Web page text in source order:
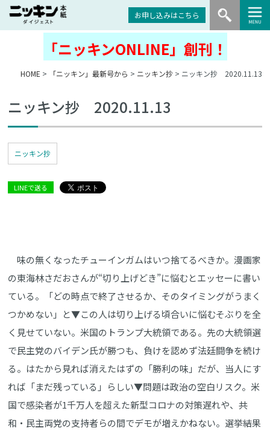
お申し込みはこちら
「ニッキンONLINE」創刊！
HOME > 「ニッキン」最新号から > ニッキン抄 > ニッキン抄 2020.11.13
ニッキン抄 2020.11.13
ニッキン抄
LINEで送る
味の無くなったチューインガムはいつ捨てるべきか。漫画家
の東海林さだおさんが“切り上げどき”に悩むとエッセーに書い
ている。「どの時点で終了させるか、そのタイミングがうまく
つかめない」と▼この人は切り上げる頃合いに悩むそぶりを全
く見せていない。米国のトランプ大統領である。先の大統領選
で民主党のバイデン氏が勝つも、負けを認めず法廷闘争を続け
る。はたから見れば消えたはずの「勝利の味」だが、当人にす
れば「まだ残っている」らしい▼問題は政治の空白リスク。米
国で感染者が1千万人を超えた新型コロナの対策遅れや、共
和・民主両党の支持者らの間でデモが増えかねない。選挙結果